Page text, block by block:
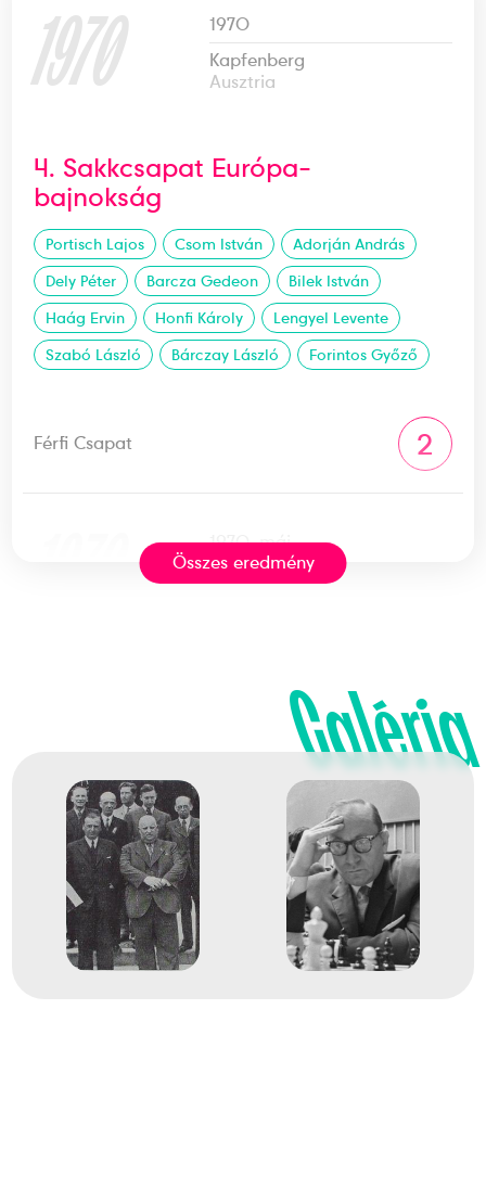
1970
1970
Kapfenberg
Ausztria
4. Sakkcsapat Európa-
bajnokság
Portisch Lajos Csom István
Adorján András
Dely Péter
Barcza Gedeon
Bilek István
Haág Ervin
Honfi Károly
Lengyel Levente
Szabó László
Bárczay László Forintos Győző
Férfi Csapat 2
1970. máj.
4. Sakkcsapat Európa-
Egyéni standard 2
1961
Oberhausen
Német Szövetségi
Köztársaság
Összes eredmény
Galéria